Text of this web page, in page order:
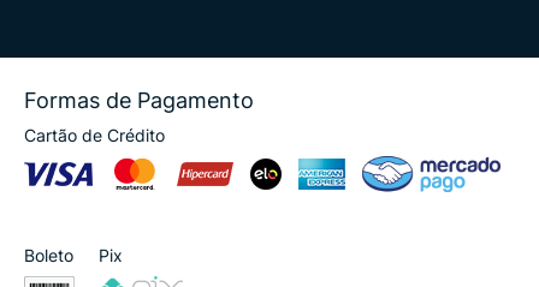
Formas de Pagamento
Cartão de Crédito
Boleto Pix